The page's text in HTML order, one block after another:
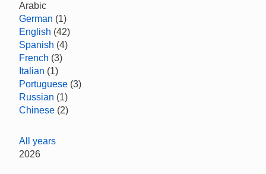
Arabic
German (1)
English (42)
Spanish (4)
French (3)
Italian (1)
Portuguese (3)
Russian (1)
Chinese (2)
All years
2026